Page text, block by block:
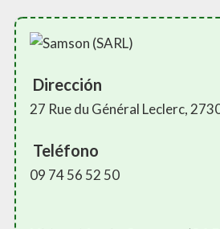
Dirección
27 Rue du Général Leclerc,
Teléfono
09 74 56 52 50